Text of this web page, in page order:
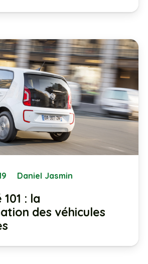
Daniel Jasmin
: la
des véhicules